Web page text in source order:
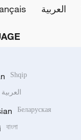
العربية
Shqip
العربية
Беларуская
বাংলা